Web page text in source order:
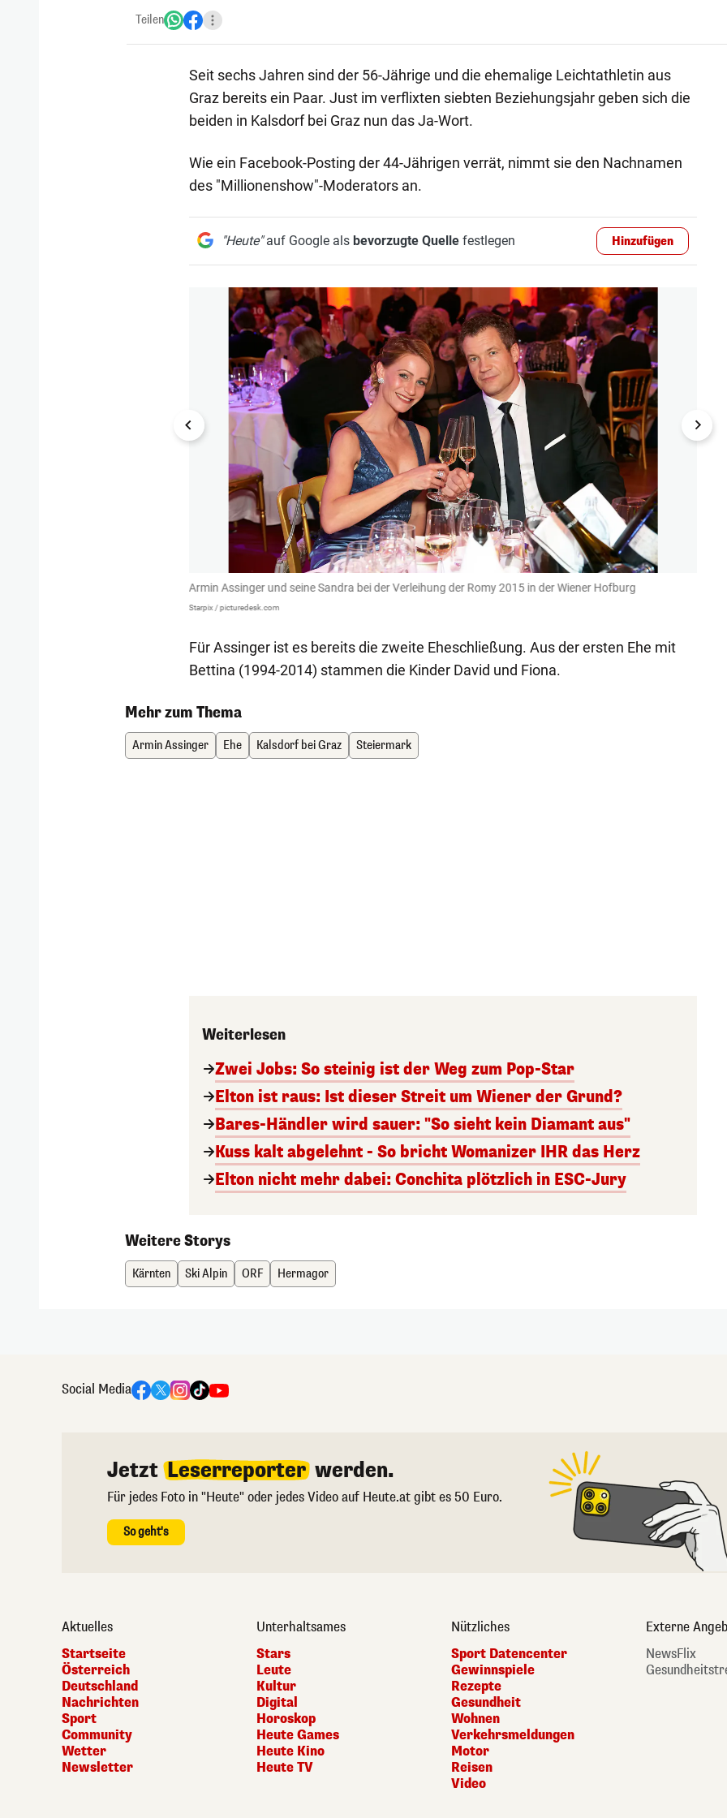
Teilen
Seit sechs Jahren sind der 56-Jährige und die ehemalige Leichtathletin aus
Graz bereits ein Paar. Just im verflixten siebten Beziehungsjahr geben sich die
beiden in Kalsdorf bei Graz nun das Ja-Wort.
Wie ein Facebook-Posting der 44-Jährigen verrät, nimmt sie den Nachnamen
des "Millionenshow"-Moderators an.
"Heute"auf Google als bevorzugte Quellefestlegen Hinzufügen
1/23
Armin Assinger und seine Sandra bei der Verleihung der Romy 2015 in der Wiener Hofburg
Starpix / picturedesk.com
Für Assinger ist es bereits die zweite Eheschließung. Aus der ersten Ehe mit
Bettina (1994-2014) stammen die Kinder David und Fiona.
Mehr zum Thema
Armin Assinger Ehe Kalsdorf bei Graz Steiermark
Weiterlesen
Zwei Jobs: So steinig ist der Weg zum Pop-Star
Elton ist raus: Ist dieser Streit um Wiener der Grund?
Bares-Händler wird sauer: "So sieht kein Diamant aus"
Kuss kalt abgelehnt - So bricht Womanizer IHR das Herz
Elton nicht mehr dabei: Conchita plötzlich in ESC-Jury
Weitere Storys
Kärnten Ski Alpin ORF Hermagor
Social Media
Jetzt Leserreporter werden.
Für jedes Foto in "Heute" oder jedes Video auf Heute.at gibt es 50 Euro.
So geht's
Aktuelles
Startseite
Österreich
Deutschland
Nachrichten
Sport
Community
Wetter
Newsletter
Unterhaltsames
Stars
Leute
Kultur
Digital
Horoskop
Heute Games
Heute Kino
Heute TV
Nützliches
Sport Datencenter
Gewinnspiele
Rezepte
Gesundheit
Wohnen
Verkehrsmeldungen
Motor
Reisen
Video
Externe
NewsFlix